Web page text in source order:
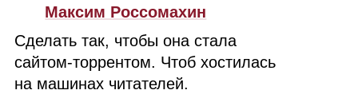
Максим Россомахин
Сделать так, чтобы она стала
сайтом‑торрентом. Чтоб хостилась
на машинах читателей.